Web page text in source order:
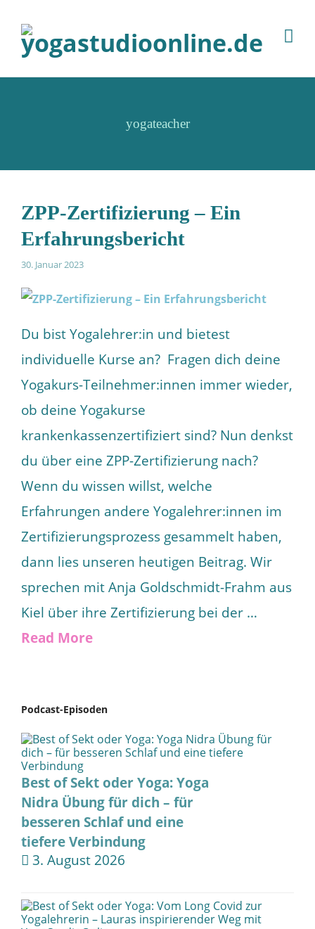
yogateacher
ZPP-Zertifizierung – Ein
Erfahrungsbericht
30. Januar 2023
Du bist Yogalehrer:in und bietest
individuelle Kurse an? Fragen dich deine
Yogakurs-Teilnehmer:innen immer wieder,
ob deine Yogakurse
krankenkassenzertifiziert sind? Nun denkst
du über eine ZPP-Zertifizierung nach?
Wenn du wissen willst, welche
Erfahrungen andere Yogalehrer:innen im
Zertifizierungsprozess gesammelt haben,
dann lies unseren heutigen Beitrag. Wir
sprechen mit Anja Goldschmidt-Frahm aus
Kiel über ihre Zertifizierung bei der …
Read More
Podcast-Episoden
Best of Sekt oder Yoga: Yoga
Nidra Übung für dich – für
besseren Schlaf und eine
tiefere Verbindung
3. August 2026